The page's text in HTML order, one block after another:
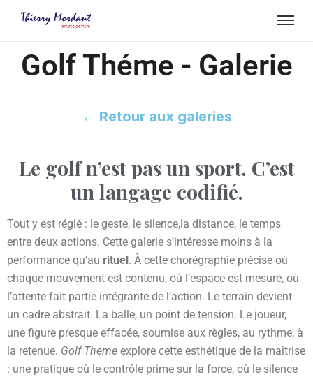
Golf Théme - Galerie
← Retour aux galeries
Le golf n’est pas un sport. C’est
un langage codifié.
Tout y est réglé : le geste, le silence, la distance, le temps
entre deux actions. Cette galerie s’intéresse moins à la
performance qu’au rituel . À cette chorégraphie précise où
chaque mouvement est contenu, où l’espace est mesuré, où
l’attente fait partie intégrante de l’action. Le terrain devient
un cadre abstrait. La balle, un point de tension. Le joueur,
une figure presque effacée, soumise aux règles, au rythme, à
la retenue. Golf Theme explore cette esthétique de la maîtrise
: une pratique où le contrôle prime sur la force, où le silence